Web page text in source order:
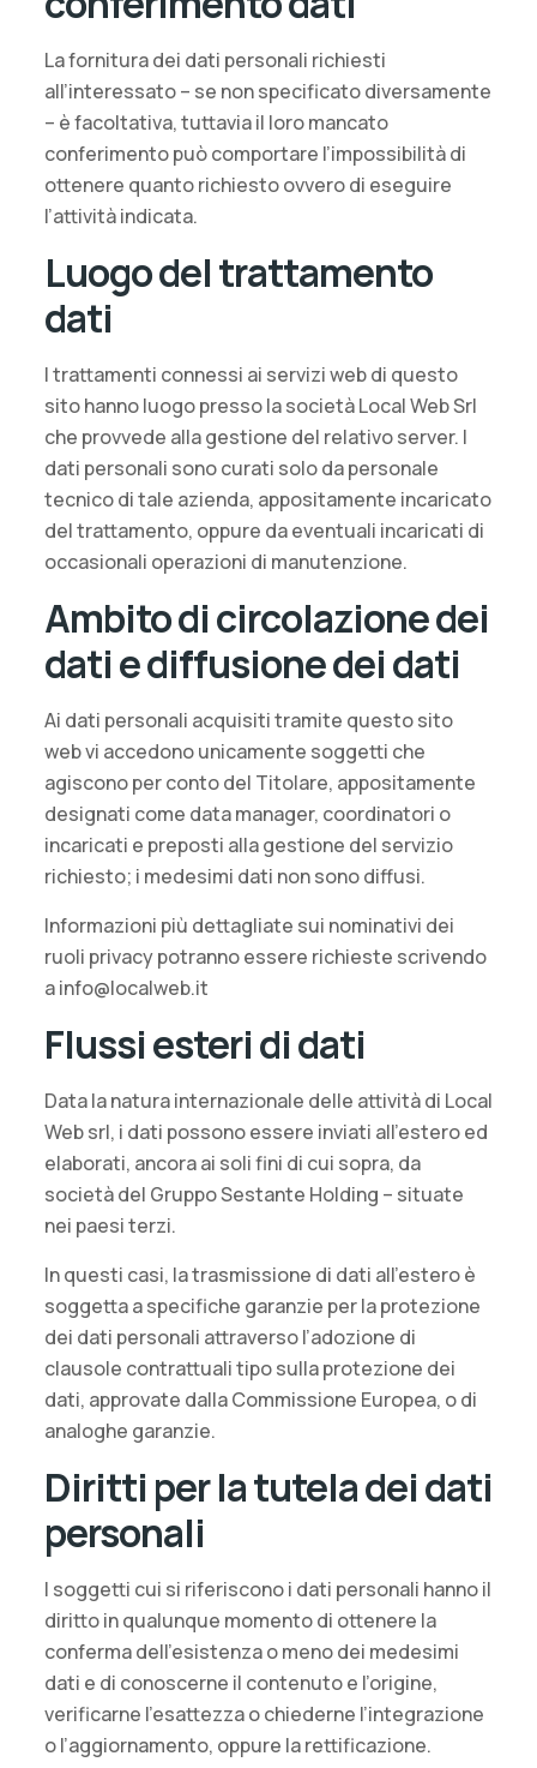
La fornitura dei dati personali richiesti
all’interessato – se non specificato diversamente
– è facoltativa, tuttavia il loro mancato
conferimento può comportare l’impossibilità di
ottenere quanto richiesto ovvero di eseguire
l’attività indicata.
Luogo del trattamento
dati
I trattamenti connessi ai servizi web di questo
sito hanno luogo presso la società Local Web Srl
che provvede alla gestione del relativo server. I
dati personali sono curati solo da personale
tecnico di tale azienda, appositamente incaricato
del trattamento, oppure da eventuali incaricati di
occasionali operazioni di manutenzione.
Ambito di circolazione dei
dati e diffusione dei dati
Ai dati personali acquisiti tramite questo sito
web vi accedono unicamente soggetti che
agiscono per conto del Titolare, appositamente
designati come data manager, coordinatori o
incaricati e preposti alla gestione del servizio
richiesto; i medesimi dati non sono diffusi.
Informazioni più dettagliate sui nominativi dei
ruoli privacy potranno essere richieste scrivendo
a info@localweb.it
Flussi esteri di dati
Data la natura internazionale delle attività di Local
Web srl, i dati possono essere inviati all’estero ed
elaborati, ancora ai soli fini di cui sopra, da
società del Gruppo Sestante Holding – situate
nei paesi terzi.
In questi casi, la trasmissione di dati all’estero è
soggetta a specifiche garanzie per la protezione
dei dati personali attraverso l’adozione di
clausole contrattuali tipo sulla protezione dei
dati, approvate dalla Commissione Europea, o di
analoghe garanzie.
Diritti per la tutela dei dati
personali
I soggetti cui si riferiscono i dati personali hanno il
diritto in qualunque momento di ottenere la
conferma dell’esistenza o meno dei medesimi
dati e di conoscerne il contenuto e l’origine,
verificarne l’esattezza o chiederne l’integrazione
o l’aggiornamento, oppure la rettificazione.